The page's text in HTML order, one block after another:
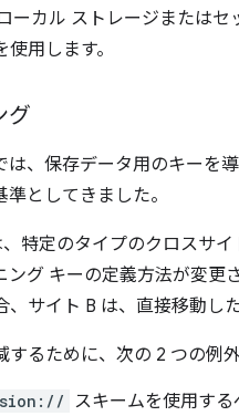
ーカル ストレージまたはセ
使用します。
グ
は、保存データ用のキーを
としてきました。
特定のタイプのクロスサイ
ング キーの定義方法が変更
サイト B は、直接移動し
るために、次の 2 つの例外
スキームを使用す